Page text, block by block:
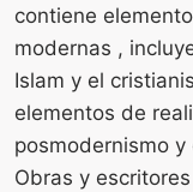
contiene
modernas ,
Islam y el
elementos de
posmodernismo
Obras y